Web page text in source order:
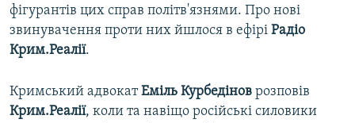
фігурантів цих справ політв'язнями. Про нові
звинувачення проти них йшлося в ефірі Радіо
Крим.Реалії.
Кримський адвокатЕміль Курбедінов розповів
Крим.Реалії, коли та навіщо російські силовики